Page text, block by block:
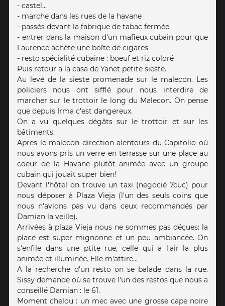
- castel...
- marche dans les rues de la havane
- passés devant la fabrique de tabac fermée
- entrer dans la maison d'un mafieux cubain pour que
Laurence achète une boîte de cigares
- resto spécialité cubaine : boeuf et riz coloré
Puis retour a la casa de Yanet petite sieste.
Au levé de la sieste promenade sur le malecon. Les
policiers nous ont sifflé pour nous interdire de
marcher sur le trottoir le long du Malecon. On pense
que depuis Irma c'est dangereux.
On a vu quelques dégâts sur le trottoir et sur les
bâtiments.
Apres le malecon direction alentours du Capitolio où
nous avons pris un verre en terrasse sur une place au
coeur de la Havane plutôt animée avec un groupe
cubain qui jouait super bien!
Devant l'hôtel on trouve un taxi (negocié 7cuc) pour
nous déposer à Plaza Vieja (l'un des seuls coins que
nous n'avions pas vu dans ceux recommandés par
Damian la veille).
Arrivées à plaza Vieja nous ne sommes pas déçues: la
place est super mignonne et un peu ambiancée. On
s'enfile dans une ptite rue, celle qui a l'air la plus
animée et illuminée. Elle m'attire...
A la recherche d'un resto on se balade dans la rue.
Sissy demande où se trouve l'un des restos que nous a
conseillé Damian : le 61.
Moment chelou : un mec avec une grosse cape noire